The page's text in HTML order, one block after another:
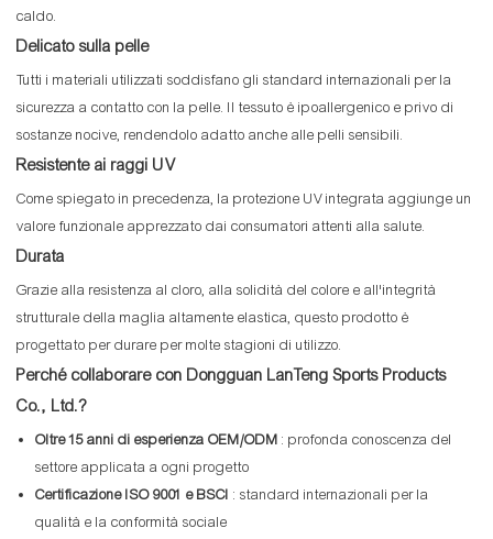
caldo.
Delicato sulla pelle
Tutti i materiali utilizzati soddisfano gli standard internazionali per la
sicurezza a contatto con la pelle. Il tessuto è ipoallergenico e privo di
sostanze nocive, rendendolo adatto anche alle pelli sensibili.
Resistente ai raggi UV
Come spiegato in precedenza, la protezione UV integrata aggiunge un
valore funzionale apprezzato dai consumatori attenti alla salute.
Durata
Grazie alla resistenza al cloro, alla solidità del colore e all'integrità
strutturale della maglia altamente elastica, questo prodotto è
progettato per durare per molte stagioni di utilizzo.
Perché collaborare con Dongguan LanTeng Sports Products
Co., Ltd.?
Oltre 15 anni di esperienza OEM/ODM : profonda conoscenza del
settore applicata a ogni progetto
Certificazione ISO 9001 e BSCI : standard internazionali per la
qualità e la conformità sociale